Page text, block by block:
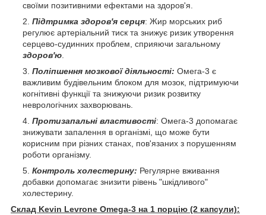
своїми позитивними ефектами на здоров'я.
Підтримка здоров'я серця: Жир морських риб
регулює артеріальний тиск та знижує ризик утворення
серцево-судинних проблем, сприяючи загальному
здоров'ю.
Поліпшення мозкової діяльності: Омега-3 є
важливим будівельним блоком для мозок, підтримуючи
когнітивні функції та знижуючи ризик розвитку
неврологічних захворювань.
Протизапальні властивості: Омега-3 допомагає
знижувати запалення в організмі, що може бути
корисним при різних станах, пов'язаних з порушенням
роботи організму.
Контроль холестерину: Регулярне вживання
добавки допомагає знизити рівень "шкідливого"
холестерину.
Склад Kevin Levrone Omega-3 на 1 порцію (2 капсули):